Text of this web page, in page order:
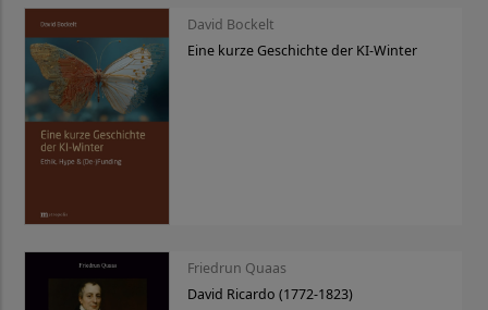
David Bockelt
Eine kurze Geschichte der KI-Winter
Friedrun Quaas
David Ricardo (1772-1823)